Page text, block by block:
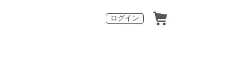
ログイン